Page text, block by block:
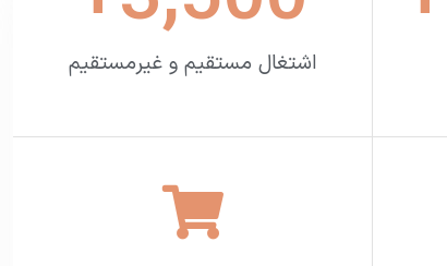
اشتغال مستقیم و غیرمستقیم